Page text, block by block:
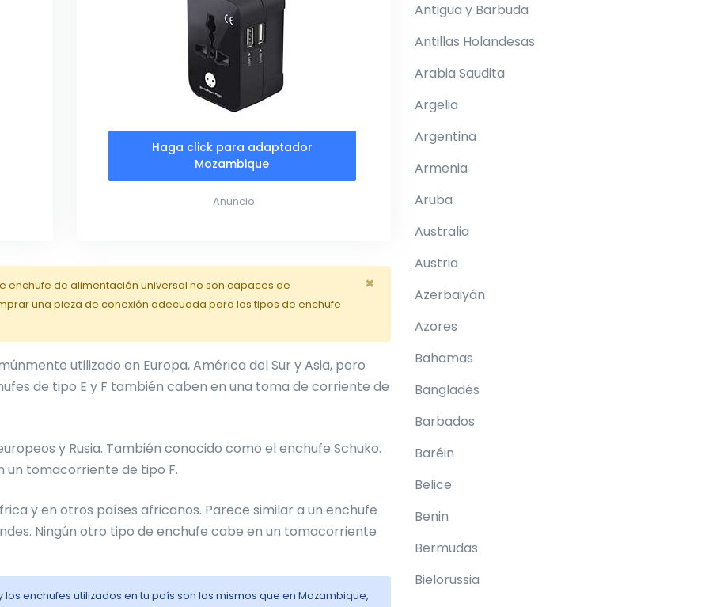
Haga click para adaptador
Mozambique
Anuncio
×
enchufe de alimentación universal no son capaces de
una pieza de conexión adecuada para los tipos de enchufe
utilizado en Europa, América del Sur y Asia, pero
de tipo E y F también caben en una toma de corriente de
y Rusia. También conocido como el enchufe Schuko.
un tomacorriente de tipo F.
y en otros países africanos. Parece similar a un enchufe
Ningún otro tipo de enchufe cabe en un tomacorriente
enchufes utilizados en tu país son los mismos que en Mozambique,
Antigua y Barbuda
Antillas Holandesas
Arabia Saudita
Argelia
Argentina
Armenia
Aruba
Australia
Austria
Azerbaiyán
Azores
Bahamas
Bangladés
Barbados
Baréin
Belice
Benin
Bermudas
Bielorussia